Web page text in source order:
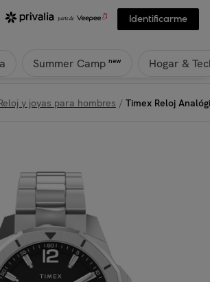
Identificarme
Summer Camp new Hogar &
y joyas para hombres / Timex Reloj